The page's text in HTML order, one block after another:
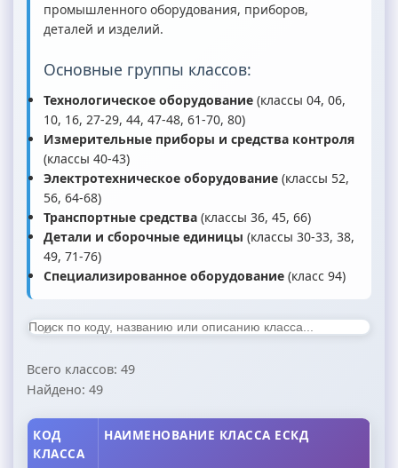
промышленного оборудования, приборов,
деталей и изделий.
Основные группы классов:
Технологическое оборудование (классы 04, 06,
10, 16, 27-29, 44, 47-48, 61-70, 80)
Измерительные приборы и средства контроля
(классы 40-43)
Электротехническое оборудование (классы 52,
56, 64-68)
Транспортные средства (классы 36, 45, 66)
Детали и сборочные единицы (классы 30-33, 38,
49, 71-76)
Специализированное оборудование (класс 94)
⌕
Всего классов: 49
Найдено: 49
КОД
КЛАССА
НАИМЕНОВАНИЕ КЛАССА ЕСКД